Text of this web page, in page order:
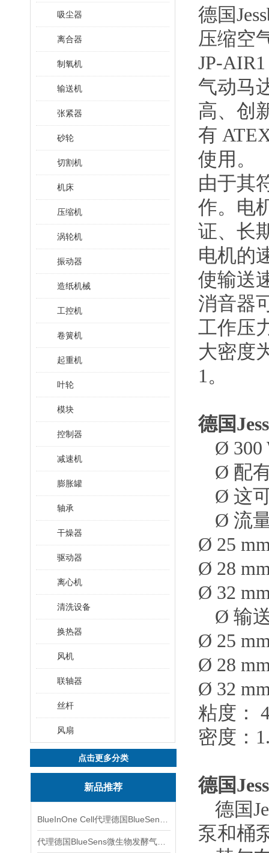
吸尘器
离合器
制氧机
输送机
张紧器
砂轮
切割机
机床
压缩机
涡轮机
振动器
造纸机械
工控机
卷簧机
起重机
叶轮
模块
控制器
减速机
膨胀罐
轴承
干燥器
驱动器
离心机
清洗设备
换热器
风机
联轴器
丝杆
风扇
点击更多分类
新品推荐
德国
压缩空
JP-
气动马
高、创
有
使用。
由于其
作。电
证、长
电机的
使输送
消音器
工作压
大密度
1。
德国
Ø
Ø 配
Ø 这
Ø 流
Ø 25
Ø 28
Ø 32
Ø 输
Ø 25
Ø 28
Ø 32
粘度：
密度：
德国
德国
泵和桶